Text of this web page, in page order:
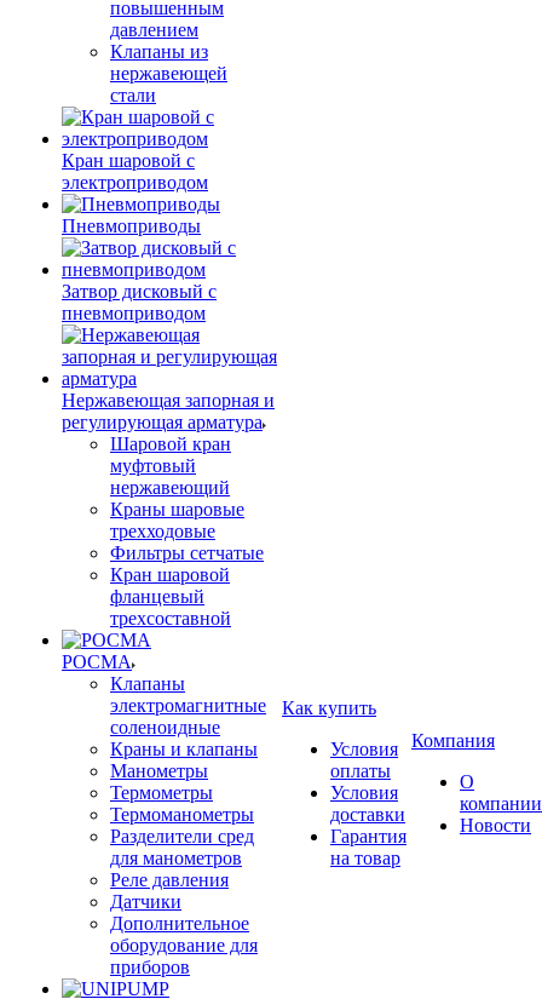
повышенным
давлением
Клапаны из
нержавеющей
стали
Кран шаровой с
электроприводом
Пневмоприводы
Затвор дисковый с
пневмоприводом
Нержавеющая запорная и
регулирующая арматура
Шаровой кран
муфтовый
нержавеющий
Краны шаровые
трехходовые
Фильтры сетчатые
Кран шаровой
фланцевый
трехсоставной
РОСМА
Клапаны
электромагнитные
соленоидные
Краны и клапаны
Манометры
Термометры
Термоманометры
Разделители сред
для манометров
Реле давления
Датчики
Дополнительное
оборудование для
приборов
Как купить
Условия
оплаты
Условия
доставки
Гарантия
на товар
Компания
О
компании
Новости